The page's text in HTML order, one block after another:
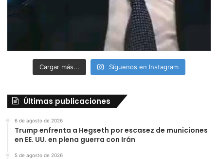
Cargar más... Síguenos en Instagram
Últimas publicaciones
6 de agosto de 2026
Trump enfrenta a Hegseth por escasez de municiones
en EE. UU. en plena guerra con Irán
5 de agosto de 2026